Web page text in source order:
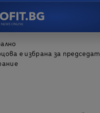
е избрана за